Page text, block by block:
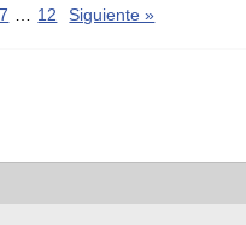
7 … 12 Siguiente »